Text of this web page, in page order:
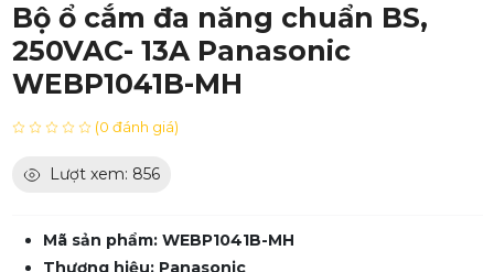
Bộ ổ cắm đa năng chuẩn BS,
250VAC- 13A Panasonic
WEBP1041B-MH
(0 đánh giá)
Lượt xem: 856
Mã sản phẩm: WEBP1041B-MH
Thương hiệu: Panasonic